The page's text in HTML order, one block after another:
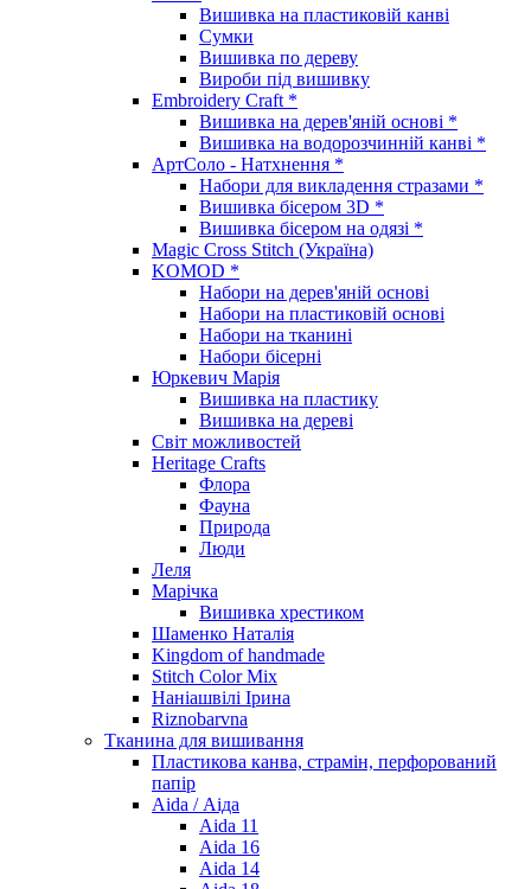
Вишивка на пластиковій канві
Сумки
Вишивка по дереву
Вироби під вишивку
Embroidery Craft *
Вишивка на дерев'яній основі *
Вишивка на водорозчинній канві *
АртСоло - Натхнення *
Набори для викладення стразами *
Вишивка бісером 3D *
Вишивка бісером на одязі *
Magic Cross Stitch (Україна)
KOMOD *
Набори на дерев'яній основі
Набори на пластиковій основі
Набори на тканині
Набори бісерні
Юркевич Марія
Вишивка на пластику
Вишивка на дереві
Світ можливостей
Heritage Crafts
Флора
Фауна
Природа
Люди
Леля
Марічка
Вишивка хрестиком
Шаменко Наталія
Kingdom of handmade
Stitch Color Mix
Наніашвілі Ірина
Riznobarvna
Тканина для вишивання
Пластикова канва, страмін, перфорований
папір
Aida / Аіда
Aida 11
Aida 16
Aida 14